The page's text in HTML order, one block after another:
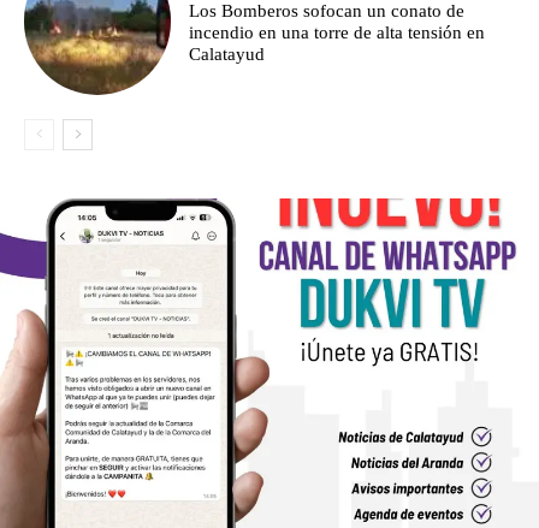
Los Bomberos sofocan un conato de
incendio en una torre de alta tensión en
Calatayud